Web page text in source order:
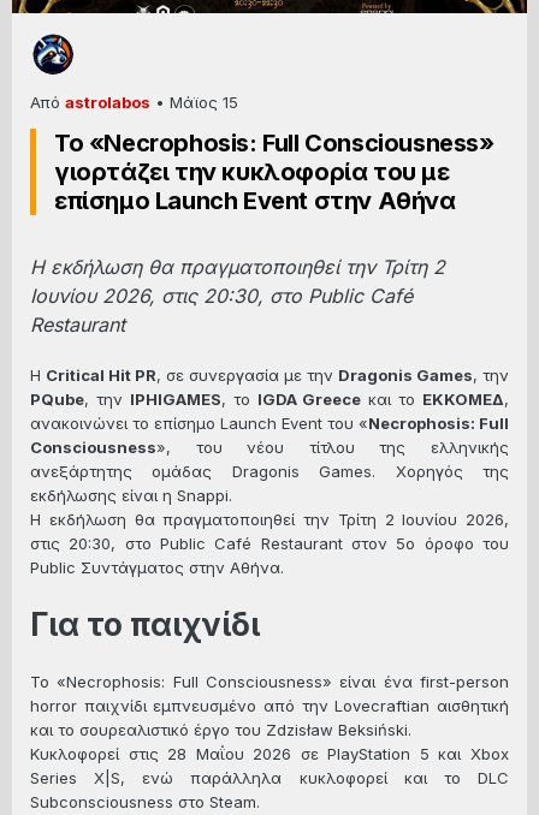
Από astrolabos • Μάϊος 15
Το «Necrophosis: Full Consciousness»
γιορτάζει την κυκλοφορία του με
επίσημο Launch Event στην Αθήνα
Η εκδήλωση θα πραγματοποιηθεί την Τρίτη 2
Ιουνίου 2026, στις 20:30, στο Public Café
Restaurant
Η Critical Hit PR, σε συνεργασία με την Dragonis Games, την
PQube, την IPHIGAMES, το IGDA Greece και το ΕΚΚΟΜΕΔ,
ανακοινώνει το επίσημο Launch Event του «Necrophosis: Full
Consciousness», του νέου τίτλου της ελληνικής
ανεξάρτητης ομάδας Dragonis Games. Χορηγός της
εκδήλωσης είναι η Snappi.
Η εκδήλωση θα πραγματοποιηθεί την Τρίτη 2 Ιουνίου 2026,
στις 20:30, στο Public Café Restaurant στον 5ο όροφο του
Public Συντάγματος στην Αθήνα.
Για το παιχνίδι
Το «Necrophosis: Full Consciousness» είναι ένα first-person
horror παιχνίδι εμπνευσμένο από την Lovecraftian αισθητική
και το σουρεαλιστικό έργο του Zdzisław Beksiński.
Κυκλοφορεί στις 28 Μαΐου 2026 σε PlayStation 5 και Xbox
Series X|S, ενώ παράλληλα κυκλοφορεί και το DLC
Subconsciousness στο Steam.